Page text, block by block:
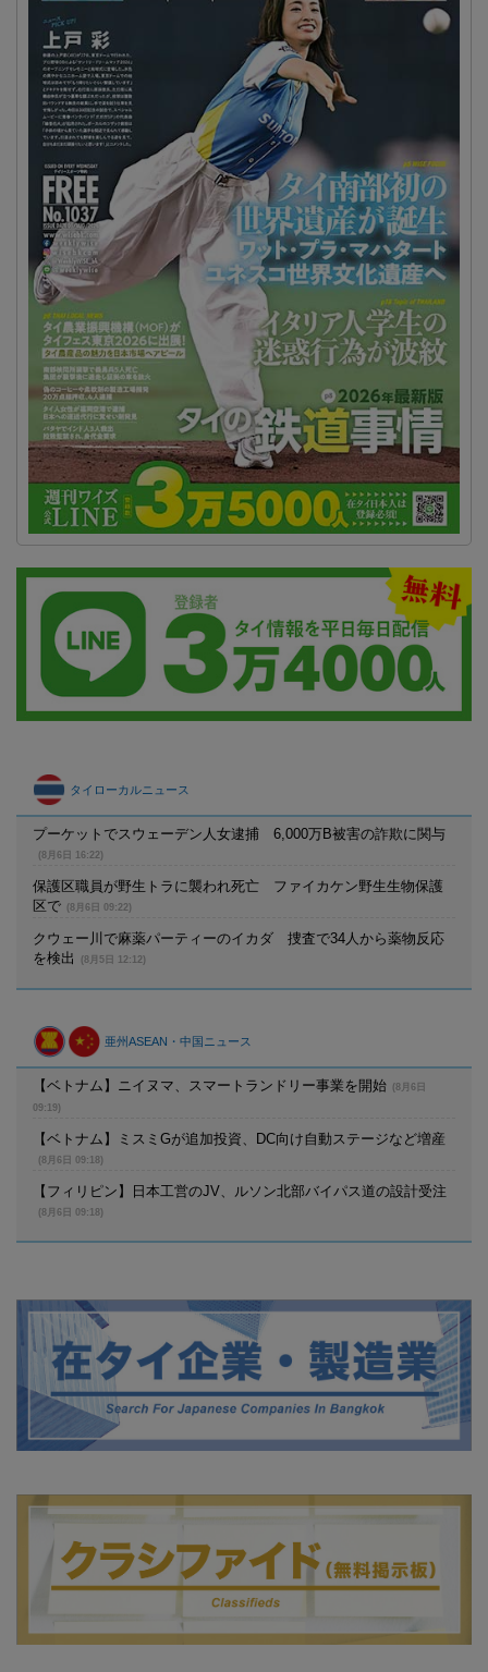
タイローカルニュース
プーケットでスウェーデン人女逮捕 6,000万B被害の詐欺に関与
(8月6日 16:22)
保護区職員が野生トラに襲われ死亡 ファイカケン野生生物保護
区で
(8月6日 09:22)
クウェー川で麻薬パーティーのイカダ 捜査で34人から薬物反応
を検出
(8月5日 12:12)
亜州ASEAN・中国ニュース
【ベトナム】ニイヌマ、スマートランドリー事業を開始
(8月6日
09:19)
【ベトナム】ミスミGが追加投資、DC向け自動ステージなど増産
(8月6日 09:18)
【フィリピン】日本工営のJV、ルソン北部バイパス道の設計受注
(8月6日 09:18)